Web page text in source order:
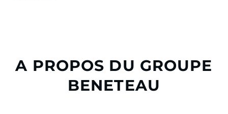
A PROPOS DU GROUPE
BENETEAU